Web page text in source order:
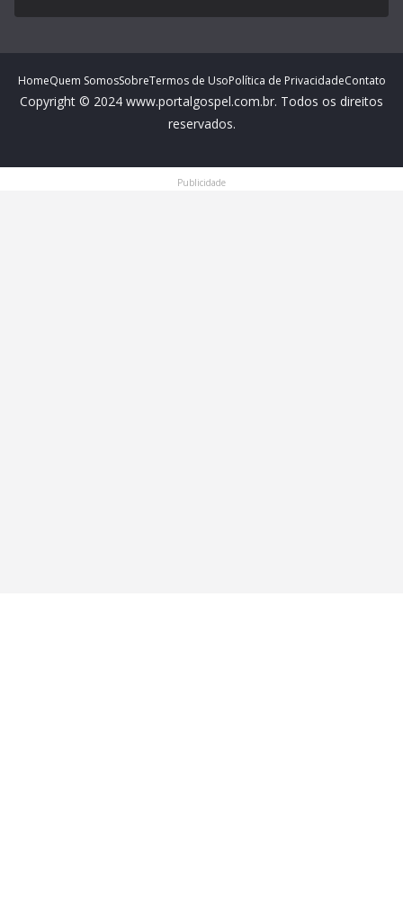
HomeQuem SomosSobreTermos de UsoPolítica de PrivacidadeContato
Copyright © 2024 www.portalgospel.com.br. Todos os direitos
reservados.
Publicidade